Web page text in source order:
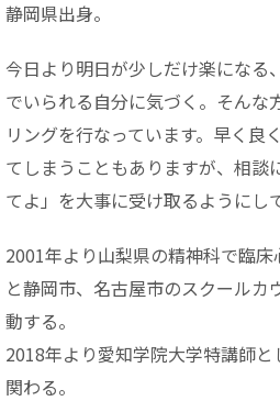
静岡県出身。
今日より明日が少しだけ楽になる
でいられる自分に気づく。そんな
リングを行なっています。早く良
てしまうこともありますが、相談
てよ」を大事に受け取るようにし
2001年より山梨県の精神科で臨
と静岡市、名古屋市のスクール
動する。
2018年より愛知学院大学特講師
関わる。